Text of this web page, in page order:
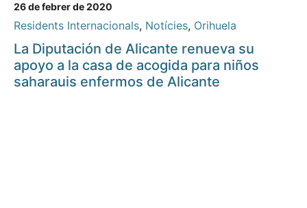
26 de febrer de 2020
Residents Internacionals, Notícies, Orihuela
La Diputación de Alicante renueva su
apoyo a la casa de acogida para niños
saharauis enfermos de Alicante